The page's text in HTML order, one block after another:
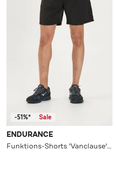
-51%* Sale
ENDURANCE
Funktions-Shorts 'Vanclause' schwarz